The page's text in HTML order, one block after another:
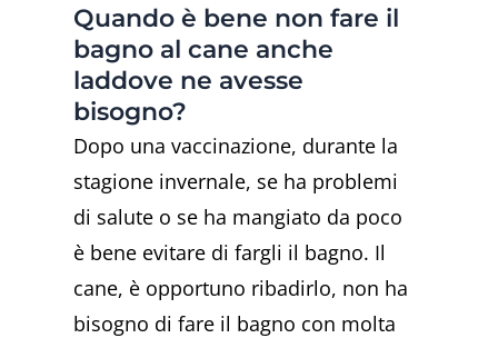
Quando è bene non fare il
bagno al cane anche
laddove ne avesse
bisogno?
Dopo una vaccinazione, durante la
stagione invernale, se ha problemi
di salute o se ha mangiato da poco
è bene evitare di fargli il bagno. Il
cane, è opportuno ribadirlo, non ha
bisogno di fare il bagno con molta